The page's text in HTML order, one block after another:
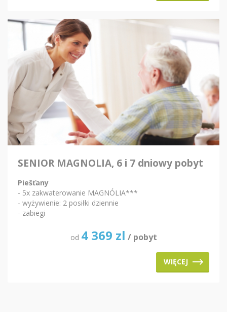
SENIOR MAGNOLIA, 6 i 7 dniowy pobyt
Piešťany
- 5x zakwaterowanie MAGNÓLIA***
- wyżywienie: 2 posiłki dziennie
- zabiegi
od 4 369 zl / pobyt
WIĘCEJ